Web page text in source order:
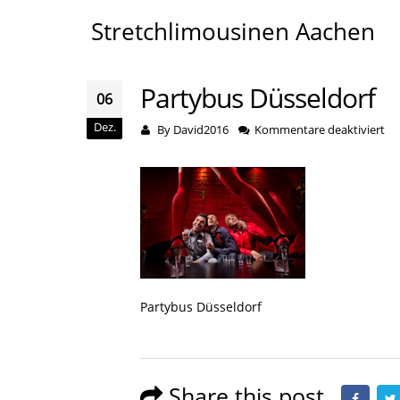
Stretchlimousinen Aachen
06
Dez.
Partybus Düsseldorf
By David2016 Kommentare deaktiviertfür
Partybus Düsseldorf